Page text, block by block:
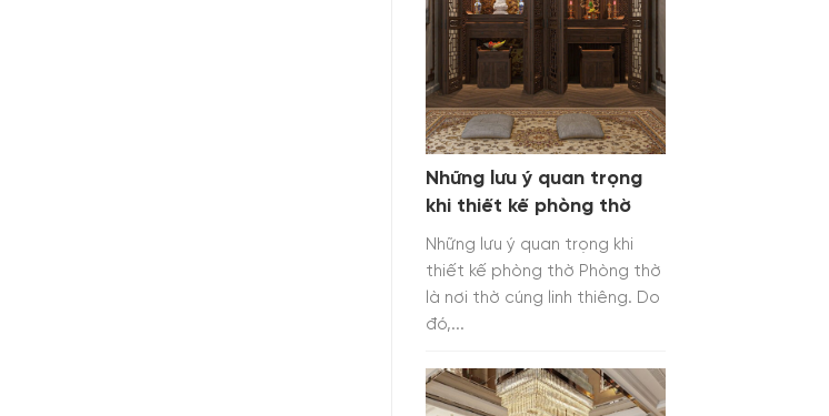
Những lưu ý quan trọng
khi thiết kế phòng thờ
Những lưu ý quan trọng khi
thiết kế phòng thờ Phòng thờ
là nơi thờ cúng linh thiêng. Do
đó,...